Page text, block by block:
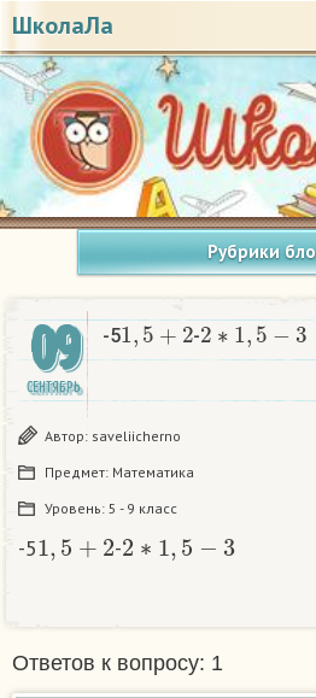
ШколаЛа
Рубрики
09
СЕНТЯБРЬ
-5
1,5+2
-
2∗1,5−3
Автор: saveliicherno
Предмет: Математика
Уровень: 5 - 9 класс
-5
1 5+
-
2 1 5−
Ответов к вопросу: 1